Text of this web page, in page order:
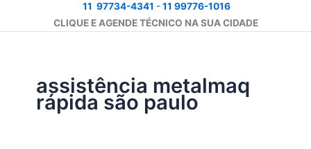
11 97734-4341 -11 99776-1016
CLIQUE E AGENDE TÉCNICO NA SUA CIDADE
assistência metalmaq
rápida são paulo